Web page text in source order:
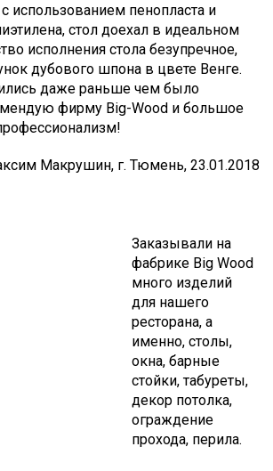
использованием пенопласта и
стол доехал в идеальном
исполнения стола безупречное,
дубового шпона в цвете Венге.
даже раньше чем было
фирму Big-Wood и большое
Макрушин, г. Тюмень, 23.01.2018
Заказывали на
фабрике Big Wood
много изделий
для нашего
ресторана, а
именно, столы,
окна, барные
стойки, табуреты,
декор потолка,
ограждение
прохода, перила.